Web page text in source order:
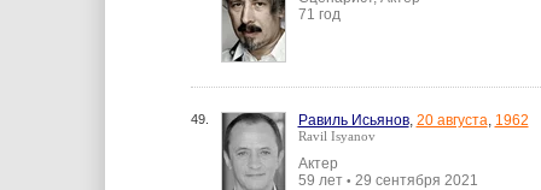
71 год
49. Равиль Исьянов, 20 августа, 1962
Ravil Isyanov
Актер
59 лет • 29 сентября 2021